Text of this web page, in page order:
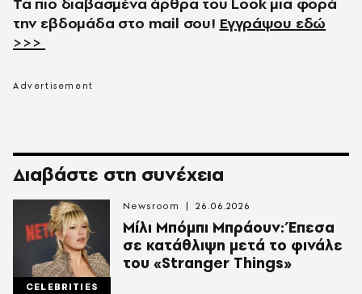
την εβδομάδα στο mail σου! Εγγράψου εδώ
>>>
Διαβάστε στη συνέχεια
CELEBRITIES
Μίλι Μπόμπι Μπράουν: Έπεσα
σε κατάθλιψη μετά το φινάλε
του «Stranger Things»
Newsroom 26.06.2026